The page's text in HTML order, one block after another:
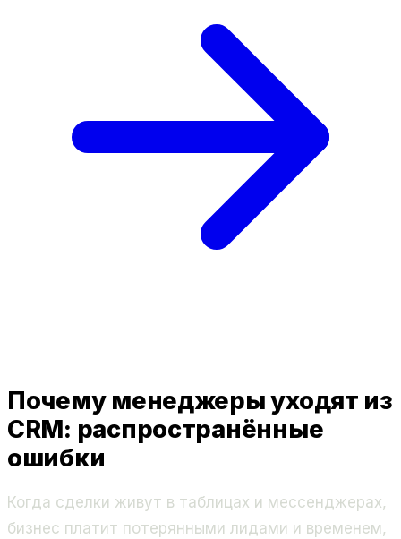
Почему менеджеры уходят из
CRM: распространённые
ошибки
Когда сделки живут в таблицах и мессенджерах,
бизнес платит потерянными лидами и временем,